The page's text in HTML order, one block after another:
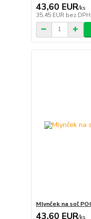
43,60 EUR/ks
35,45 EUR bez DPH
Mlynček na soľ
43,60 EUR/ks